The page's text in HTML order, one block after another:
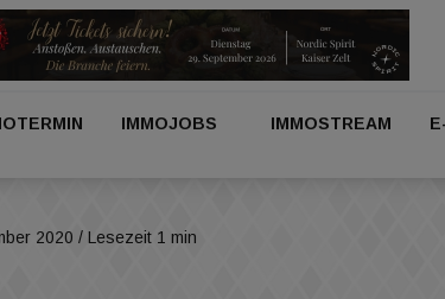
IMMOJOBS IMMOSTREAM
2020 / Lesezeit 1 min